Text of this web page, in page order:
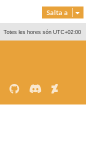
Salta a
Totes les hores són UTC+02:00